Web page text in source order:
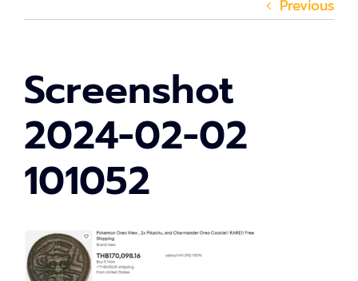
Previous
Screenshot
2024-02-02
101052